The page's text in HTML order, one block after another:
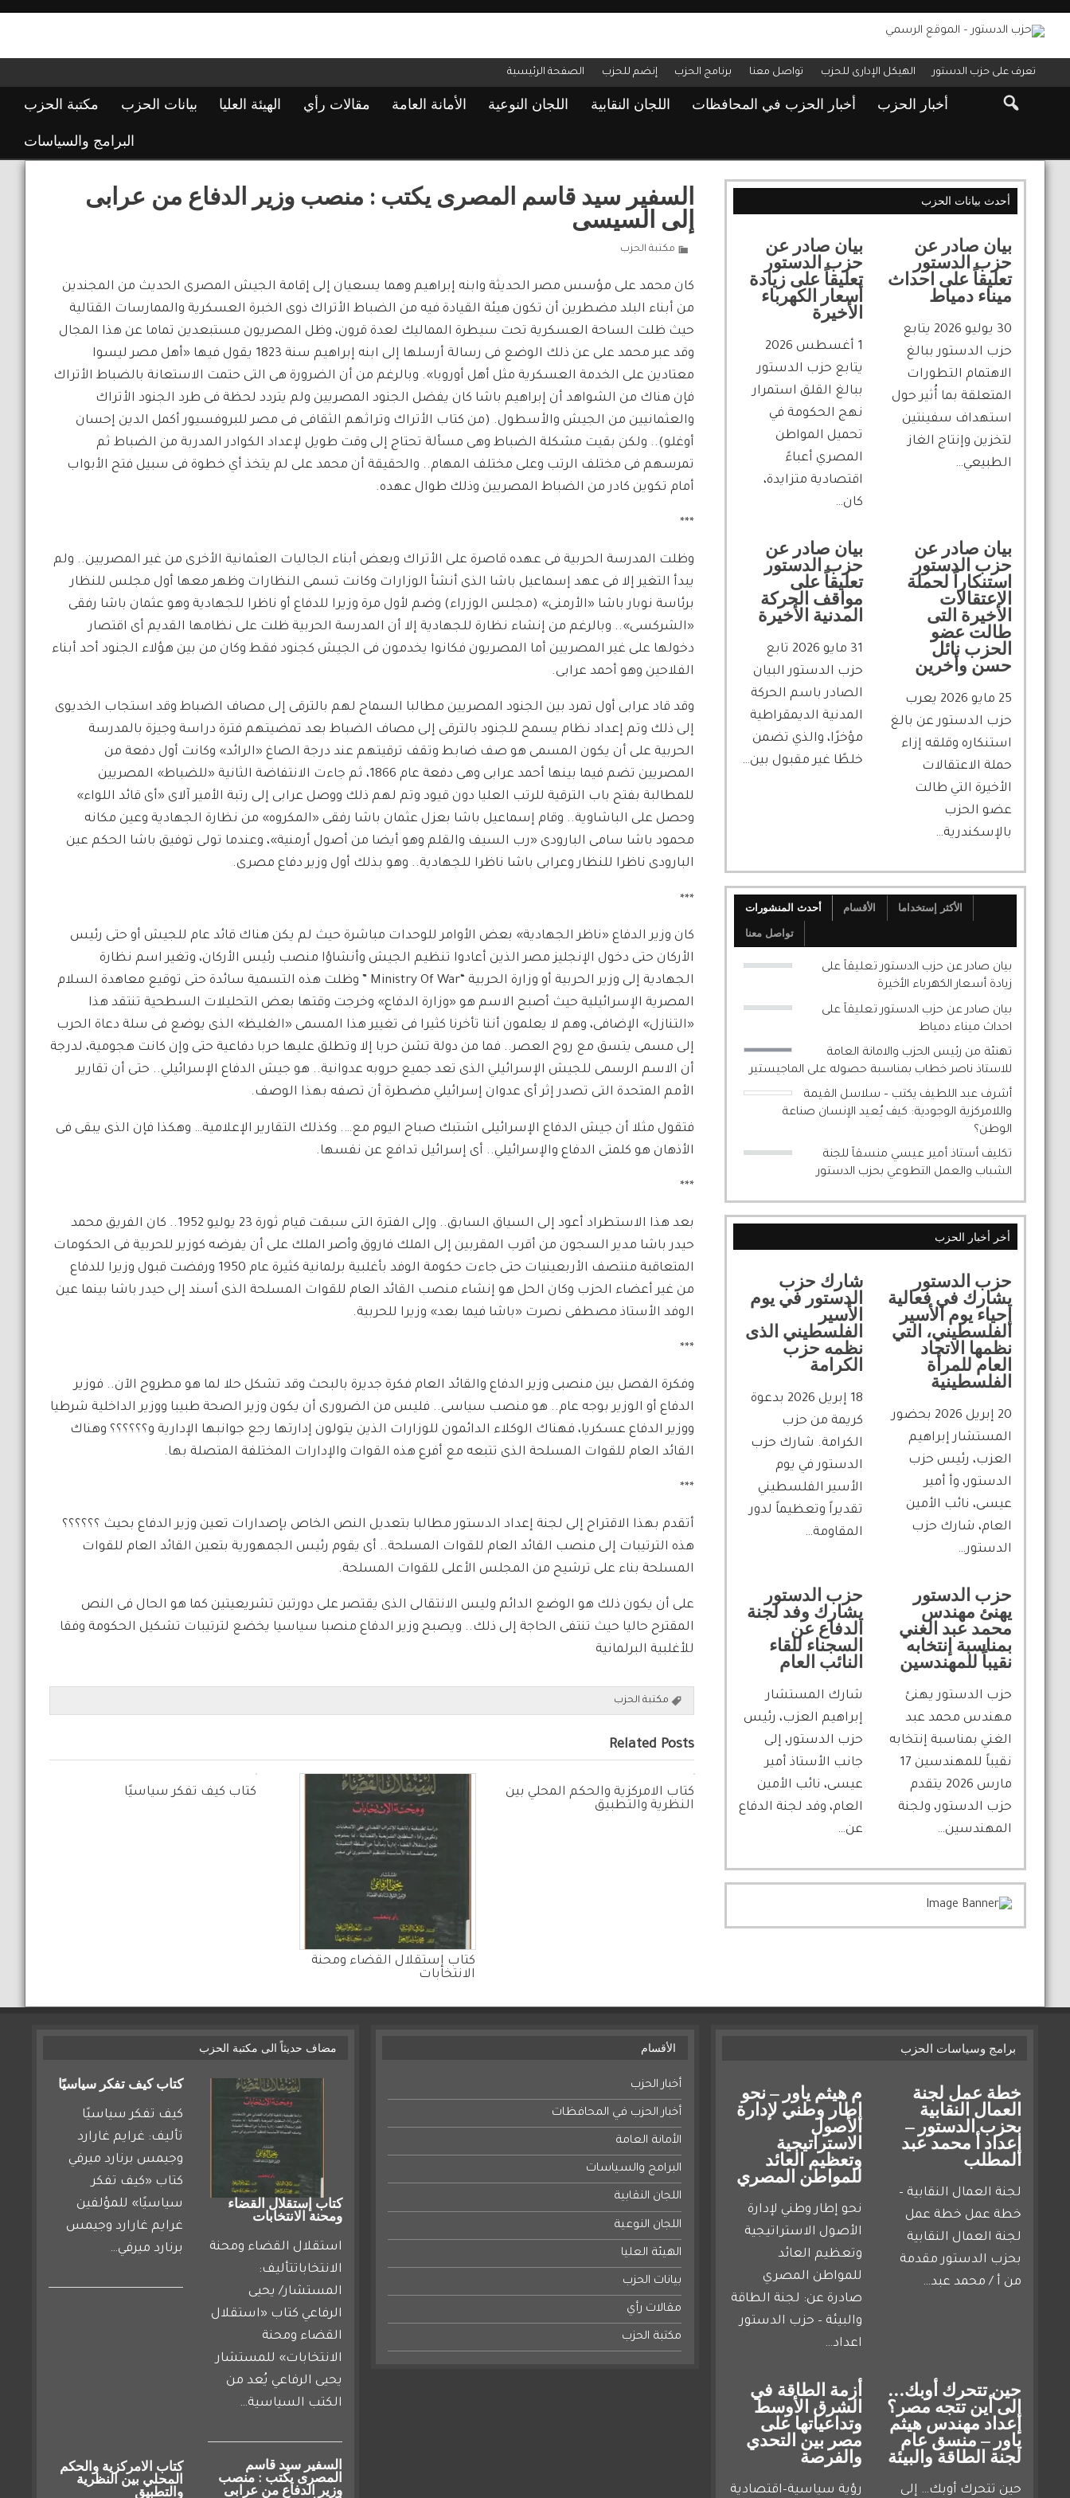
الصفحة الرئيسية إنضم للحزب برنامج الحزب تواصل معنا الهيكل الإدارى للحزب تعرف على حزب الدستور
مكتبة الحزب بيانات الحزب الهيئة العليا مقالات رأي الأمانة العامة اللجان النوعية اللجان النقابية أخبار الحزب في المحافظات أخبار الحزب
البرامج والسياسات
السفير سيد قاسم المصرى يكتب : منصب وزير الدفاع من عرابى
إلى السيسى
مكتبة الحزب
كان محمد على مؤسس مصر الحديثة وابنه إبراهيم وهما يسعيان إلى إقامة الجيش المصرى الحديث من المجندين
من أبناء البلد مضطرين أن تكون هيئة القيادة فيه من الضباط الأتراك ذوى الخبرة العسكرية والممارسات القتالية
حيث ظلت الساحة العسكرية تحت سيطرة المماليك لعدة قرون، وظل المصريون مستبعدين تماما عن هذا المجال
وقد عبر محمد على عن ذلك الوضع فى رسالة أرسلها إلى ابنه إبراهيم سنة 1823 يقول فيها «أهل مصر ليسوا
معتادين على الخدمة العسكرية مثل أهل أوروبا». وبالرغم من أن الضرورة هى التى حتمت الاستعانة بالضباط الأتراك
فإن هناك من الشواهد أن إبراهيم باشا كان يفضل الجنود المصريين ولم يتردد لحظة فى طرد الجنود الأتراك
والعثمانيين من الجيش والأسطول. (من كتاب الأتراك وتراثهم الثقافى فى مصر للبروفسيور أكمل الدين إحسان
أوغلو).. ولكن بقيت مشكلة الضباط وهى مسألة تحتاج إلى وقت طويل لإعداد الكوادر المدربة من الضباط ثم
تمرسهم فى مختلف الرتب وعلى مختلف المهام.. والحقيقة أن محمد على لم يتخذ أي خطوة فى سبيل فتح الأبواب
أمام تكوين كادر من الضباط المصريين وذلك طوال عهده.
***
وظلت المدرسة الحربية فى عهده قاصرة على الأتراك وبعض أبناء الجاليات العثمانية الأخرى من غير المصريين.. ولم
يبدأ التغير إلا فى عهد إسماعيل باشا الذى أنشأ الوزارات وكانت تسمى النظارات وظهر معها أول مجلس للنظار
برئاسة نوبار باشا «الأرمنى» (مجلس الوزراء) وضم لأول مرة وزيرا للدفاع أو ناظرا للجهادية وهو عثمان باشا رفقى
«الشركسى».. وبالرغم من إنشاء نظارة للجهادية إلا أن المدرسة الحربية ظلت على نظامها القديم أى اقتصار
دخولها على غير المصريين أما المصريون فكانوا يخدمون فى الجيش كجنود فقط وكان من بين هؤلاء الجنود أحد أبناء
الفلاحين وهو أحمد عرابى.
وقد قاد عرابى أول تمرد بين الجنود المصريين مطالبا السماح لهم بالترقى إلى مصاف الضباط وقد استجاب الخديوى
إلى ذلك وتم إعداد نظام يسمح للجنود بالترقى إلى مصاف الضباط بعد تمضيتهم فترة دراسة وجيزة بالمدرسة
الحربية على أن يكون المسمى هو صف ضابط وتقف ترقيتهم عند درجة الصاغ «الرائد» وكانت أول دفعة من
المصريين تضم فيما بينها أحمد عرابى وهى دفعة عام 1866، ثم جاءت الانتفاضة الثانية «للضباط» المصريين
للمطالبة بفتح باب الترقية للرتب العليا دون قيود وتم لهم ذلك ووصل عرابى إلى رتبة الأمير آلاى «أى قائد اللواء»
وحصل على الباشاوية.. وقام إسماعيل باشا بعزل عثمان باشا رفقى «المكروه» من نظارة الجهادية وعين مكانه
محمود باشا سامى البارودى «رب السيف والقلم وهو أيضا من أصول أرمنية»، وعندما تولى توفيق باشا الحكم عين
البارودى ناظرا للنظار وعرابى باشا ناظرا للجهادية.. وهو بذلك أول وزير دفاع مصرى.
***
كان وزير الدفاع «ناظر الجهادية» بعض الأوامر للوحدات مباشرة حيث لم يكن هناك قائد عام للجيش أو حتى رئيس
الأركان حتى دخول الإنجليز مصر الذين أعادوا تنظيم الجيش وأنشاؤا منصب رئيس الأركان، وتغير اسم نظارة
الجهادية إلى وزير الحربية أو وزارة الحربية “Ministry Of War ” وظلت هذه التسمية سائدة حتى توقيع معاهدة السلام
المصرية الإسرائيلية حيث أصبح الاسم هو «وزارة الدفاع» وخرجت وقتها بعض التحليلات السطحية تنتقد هذا
«التنازل» الإضافى، وهم لا يعلمون أننا تأخرنا كثيرا فى تغيير هذا المسمى «الغليظ» الذى يوضع فى سلة دعاة الحرب
إلى مسمى يتسق مع روح العصر.. فما من دولة تشن حربا إلا وتطلق عليها حربا دفاعية حتى وإن كانت هجومية، لدرجة
أن الاسم الرسمى للجيش الإسرائيلي الذى تعد جميع حروبه عدوانية.. هو جيش الدفاع الإسرائيلي.. حتى أن تقارير
الأمم المتحدة التى تصدر إثر أى عدوان إسرائيلي مضطرة أن تصفه بهذا الوصف.
فتقول مثلا أن جيش الدفاع الإسرائيلى اشتبك صباح اليوم مع…. وكذلك التقارير الإعلامية… وهكذا فإن الذى يبقى فى
الأذهان هو كلمتى الدفاع والإسرائيلي.. أى إسرائيل تدافع عن نفسها.
***
بعد هذا الاستطراد أعود إلى السياق السابق.. وإلى الفترة التى سبقت قيام ثورة 23 يوليو 1952.. كان الفريق محمد
حيدر باشا مدير السجون من أقرب المقربين إلى الملك فاروق وأصر الملك على أن يفرضه كوزير للحربية فى الحكومات
المتعاقبة منتصف الأربعينيات حتى جاءت حكومة الوفد بأغلبية برلمانية كثيرة عام 1950 ورفضت قبول وزيرا للدفاع
من غير أعضاء الحزب وكان الحل هو إنشاء منصب القائد العام للقوات المسلحة الذى أسند إلى حيدر باشا بينما عين
الوفد الأستاذ مصطفى نصرت «باشا فيما بعد» وزيرا للحربية.
***
وفكرة الفصل بين منصبى وزير الدفاع والقائد العام فكرة جديرة بالبحث وقد تشكل حلا لما هو مطروح الآن.. فوزير
الدفاع أو الوزير بوجه عام.. هو منصب سياسى.. فليس من الضرورى أن يكون وزير الصحة طبيبا ووزير الداخلية شرطيا
ووزير الدفاع عسكريا، فهناك الوكلاء الدائمون للوزارات الذين يتولون إدارتها رجع جوانبها الإدارية و؟؟؟؟؟؟ وهناك
القائد العام للقوات المسلحة الذى تتبعه مع أفرع هذه القوات والإدارات المختلفة المتصلة بها.
***
أتقدم بهذا الاقتراح إلى لجنة إعداد الدستور مطالبا بتعديل النص الخاص بإصدارات تعين وزير الدفاع بحيث ؟؟؟؟؟؟
هذه الترتيبات إلى منصب القائد العام للقوات المسلحة.. أى يقوم رئيس الجمهورية بتعين القائد العام للقوات
المسلحة بناء على ترشيح من المجلس الأعلى للقوات المسلحة.
على أن يكون ذلك هو الوضع الدائم وليس الانتقالى الذى يقتصر على دورتين تشريعيتين كما هو الحال فى النص
المقترح حاليا حيث تنتفى الحاجة إلى ذلك.. ويصبح وزير الدفاع منصبا سياسيا يخضع لترتيبات تشكيل الحكومة وفقا
للأغلبية البرلمانية
مكتبة الحزب
Related Posts
كتاب كيف تفكر سياسيًا
كتاب إستقلال القضاء ومحنة
الانتخابات
كتاب الامركزية والحكم المحلي بين
النظرية والتطبيق
أحدث بيانات الحزب
بيان صادر عن
حزب الدستور
تعليقاً على زيادة
أسعار الكهرباء
الأخيرة
1 أغسطس 2026
يتابع حزب الدستور
ببالغ القلق استمرار
نهج الحكومة في
تحميل المواطن
المصري أعباءً
اقتصادية متزايدة،
كان…
بيان صادر عن
حزب الدستور
تعليقاً على احداث
ميناء دمياط
30 يوليو 2026 يتابع
حزب الدستور ببالغ
الاهتمام التطورات
المتعلقة بما أُثير حول
استهداف سفينتين
لتخزين وإنتاج الغاز
الطبيعي…
بيان صادر عن
حزب الدستور
تعليقاً على
مواقف الحركة
المدنية الأخيرة
31 مايو 2026 تابع
حزب الدستور البيان
الصادر باسم الحركة
المدنية الديمقراطية
مؤخرًا، والذي تضمن
خلطًا غير مقبول بين…
بيان صادر عن
حزب الدستور
استنكاراً لحملة
الاعتقالات
الأخيرة التى
طالت عضو
الحزب نائل
حسن وأخرين
25 مايو 2026 يعرب
حزب الدستور عن بالغ
استنكاره وقلقه إزاء
حملة الاعتقالات
الأخيرة التي طالت
عضو الحزب
بالإسكندرية…
أحدث المنشورات الأقسام الأكثر إستخداما
تواصل معنا
بيان صادر عن حزب الدستور تعليقاً على
زيادة أسعار الكهرباء الأخيرة
بيان صادر عن حزب الدستور تعليقاً على
احداث ميناء دمياط
تهنئة من رئيس الحزب والامانة العامة
للاستاذ ناصر خطاب بمناسبة حصوله على الماجيستير
أشرف عبد اللطيف يكتب – سلاسل القيمة
واللامركزية الوجودية: كيف يُعيد الإنسان صناعة
الوطن؟
تكليف أستاذ أمير عيسي منسقاً للجنة
الشباب والعمل التطوعي بحزب الدستور
أخر أخبار الحزب
شارك حزب
الدستور في يوم
الأسير
الفلسطيني الذى
نظمه حزب
الكرامة
18 إبريل 2026 بدعوة
كريمة من حزب
الكرامة. شارك حزب
الدستور في يوم
الأسير الفلسطيني
تقديراً وتعظيماً لدور
المقاومة…
حزب الدستور
يشارك في فعالية
إحياء يوم الأسير
الفلسطيني، التي
نظمها الاتحاد
العام للمرأة
الفلسطينية
20 إبريل 2026 بحضور
المستشار إبراهيم
العزب، رئيس حزب
الدستور، وأ أمير
عيسى، نائب الأمين
العام، شارك حزب
الدستور…
حزب الدستور
يشارك وفد لجنة
الدفاع عن
السجناء للقاء
النائب العام
شارك المستشار
إبراهيم العزب، رئيس
حزب الدستور، إلى
جانب الأستاذ أمير
عيسى، نائب الأمين
العام، وفد لجنة الدفاع
عن…
حزب الدستور
يهنئ مهندس
محمد عبد الغني
بمناسبة إنتخابه
نقيباً للمهندسين
حزب الدستور يهنئ
مهندس محمد عبد
الغني بمناسبة إنتخابه
نقيباً للمهندسين 17
مارس 2026 يتقدم
حزب الدستور، ولجنة
المهندسين…
مضاف حديثاً الى مكتبة الحزب
كتاب كيف تفكر سياسيًا
كيف تفكر سياسيًا
تأليف: غرايم غارارد
وجيمس برنارد ميرفي
كتاب «كيف تفكر
سياسيًا» للمؤلفين
غرايم غارارد وجيمس
برنارد ميرفي…
كتاب إستقلال القضاء
ومحنة الانتخابات
استقلال القضاء ومحنة
الانتخاباتتأليف:
المستشار/ يحيى
الرفاعي كتاب «استقلال
القضاء ومحنة
الانتخابات» للمستشار
يحيى الرفاعي يُعد من
الكتب السياسية…
كتاب الامركزية والحكم
المحلي بين النظرية
والتطبيق
السفير سيد قاسم
المصرى يكتب : منصب
وزير الدفاع من عرابى
الأقسام
أخبار الحزب
أخبار الحزب في المحافظات
الأمانة العامة
البرامج والسياسات
اللجان النقابية
اللجان النوعية
الهيئة العليا
بيانات الحزب
مقالات رأي
مكتبة الحزب
برامج وسياسات الحزب
م هيثم ياور – نحو
إطار وطني لإدارة
الأصول
الاستراتيجية
وتعظيم العائد
للمواطن المصري
نحو إطار وطني لإدارة
الأصول الاستراتيجية
وتعظيم العائد
للمواطن المصري
صادرة عن: لجنة الطاقة
والبيئة – حزب الدستور
اعداد…
خطة عمل لجنة
العمال النقابية
بحزب الدستور –
إعداد أ محمد عبد
المطلب
لجنة العمال النقابية –
خطة عمل خطة عمل
لجنة العمال النقابية
بحزب الدستور مقدمة
من أ / محمد عبد…
أزمة الطاقة في
الشرق الأوسط
وتداعياتها على
مصر بين التحدي
والفرصة
رؤية سياسية–اقتصادية
حين تتحرك أوبك…
إلى أين تتجه مصر؟
إعداد مهندس هيثم
ياور – منسق عام
لجنة الطاقة والبيئة
حين تتحرك أوبك… إلى